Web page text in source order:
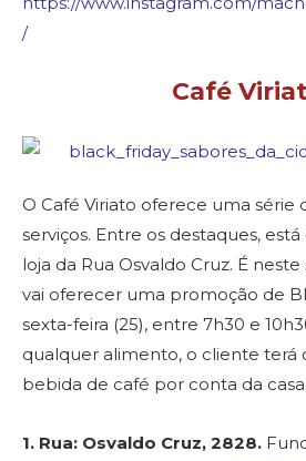
/
Café
O Café Viriato oferece uma série
serviços. Entre os destaques,
loja da Rua Osvaldo Cruz. É
vai oferecer uma promoção de
sexta-feira (25), entre 7h30 e
qualquer alimento, o cliente terá
bebida de café por conta da casa.
1. Rua: Osvaldo Cruz, 2828.